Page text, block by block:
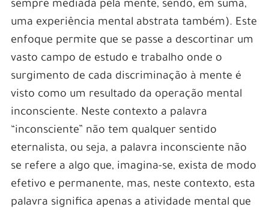
sempre mediada pela mente, sendo, em suma,
uma experiência mental abstrata também). Este
enfoque permite que se passe a descortinar um
vasto campo de estudo e trabalho onde o
surgimento de cada discriminação à mente é
visto como um resultado da operação mental
inconsciente. Neste contexto a palavra
“inconsciente” não tem qualquer sentido
eternalista, ou seja, a palavra inconsciente não
se refere a algo que, imagina-se, exista de modo
efetivo e permanente, mas, neste contexto, esta
palavra significa apenas a atividade mental que